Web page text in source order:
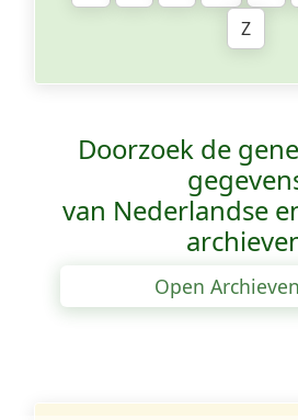
Z
Doorzoek de
van Nederlandse
Open Archieven